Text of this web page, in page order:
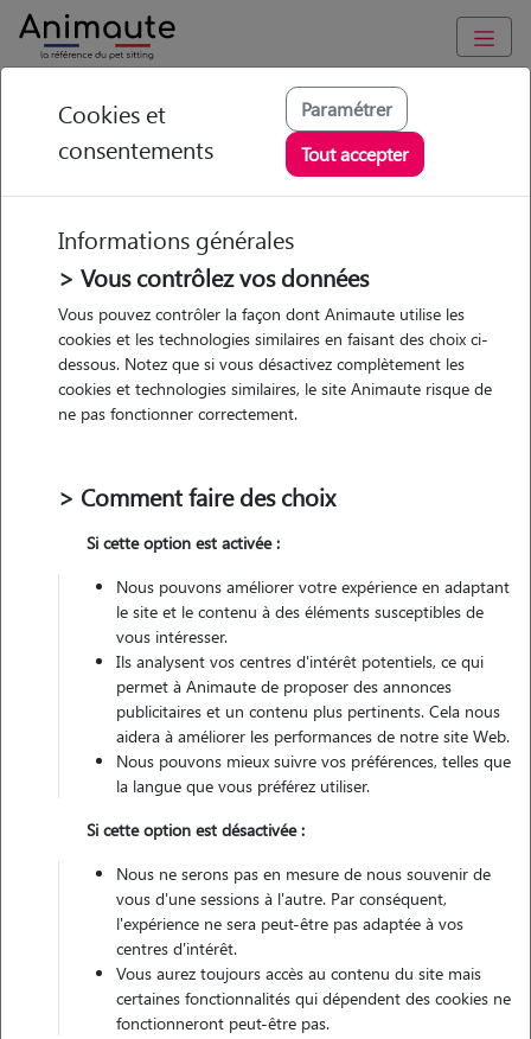
Animaute Hauts-de-France / Lambersart
Karina - Petsitter à
Lambersart
• 26 ans
Véhiculé
Contacter
L'envoi d'une demande est sans engagement
Cookies et
consentements
Paramétrer
Tout accepter
Informations générales
> Vous contrôlez vos données
Vous pouvez contrôler la façon dont Animaute utilise les
cookies et les technologies similaires en faisant des choix ci-
dessous. Notez que si vous désactivez complètement les
cookies et technologies similaires, le site Animaute risque de
ne pas fonctionner correctement.
> Comment faire des choix
Si cette option est activée :
Nous pouvons améliorer votre expérience en adaptant
le site et le contenu à des éléments susceptibles de
vous intéresser.
Ils analysent vos centres d'intérêt potentiels, ce qui
permet à Animaute de proposer des annonces
publicitaires et un contenu plus pertinents. Cela nous
aidera à améliorer les performances de notre site Web.
Nous pouvons mieux suivre vos préférences, telles que
la langue que vous préférez utiliser.
Si cette option est désactivée :
Nous ne serons pas en mesure de nous souvenir de
vous d'une sessions à l'autre. Par conséquent,
l'expérience ne sera peut-être pas adaptée à vos
centres d'intérêt.
Vous aurez toujours accès au contenu du site mais
certaines fonctionnalités qui dépendent des cookies ne
fonctionneront peut-être pas.